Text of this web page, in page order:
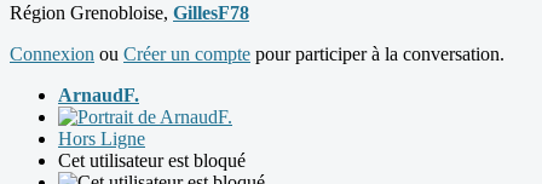
Région Grenobloise, GillesF78
Connexion ou Créer un compte pour participer à la conversation.
ArnaudF.
Hors Ligne
Cet utilisateur est bloqué